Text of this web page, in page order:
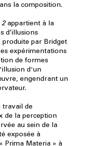
la composition.
2appartient à la
d’illusions
par Bridget
expérimentations
de formes
d'un
engendrant un
travail de
de la perception
au sein de la
exposée à
Prima Materia » à